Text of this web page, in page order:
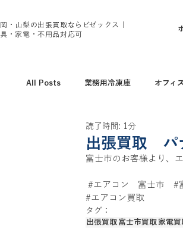
・山梨の出張買取ならビゼックス｜
・家電・不用品対応可
All Posts 業務用冷凍庫 オフィ
アウトドア用品買取
トレーニング用品買取 エアコ
出張買取 パ
読了時間: 1分
富士市のお客様より、
#エアコン 富士市 #
#エアコン買取
タグ：
出張買取 富士市買取 家電買